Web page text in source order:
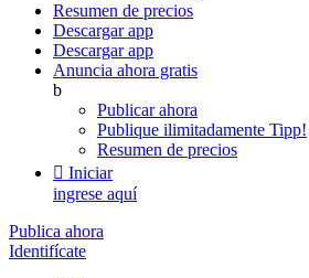
Resumen de precios
Descargar app
Descargar app
Anuncia ahora gratis
b
Publicar ahora
Publique ilimitadamente Tipp!
Resumen de precios
 Iniciar
ingrese aquí
Publica ahora
Identifícate